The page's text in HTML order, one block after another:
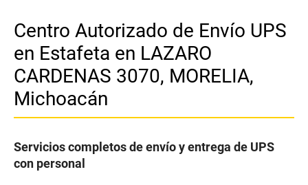
Centro Autorizado de Envío UPS
en Estafeta en LAZARO
CARDENAS 3070, MORELIA,
Michoacán
Servicios completos de envío y entrega de UPS
con personal